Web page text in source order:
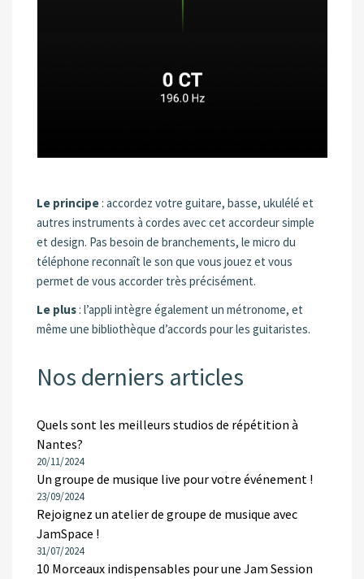
Le principe : accordez votre guitare, basse, ukulélé et
autres instruments à cordes avec cet accordeur simple
et design. Pas besoin de branchements, le micro du
téléphone reconnaît le son que vous jouez et vous
permet de vous accorder très précisément.
Le plus : l’appli intègre également un métronome, et
même une bibliothèque d’accords pour les guitaristes.
Nos derniers articles
Quels sont les meilleurs studios de répétition à
Nantes?
20/11/2024
Un groupe de musique live pour votre événement !
23/09/2024
Rejoignez un atelier de groupe de musique avec
JamSpace !
31/07/2024
10 Morceaux indispensables pour une Jam Session